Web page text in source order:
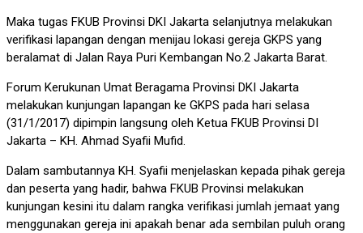
Maka tugas FKUB Provinsi DKI Jakarta selanjutnya melakukan
verifikasi lapangan dengan menijau lokasi gereja GKPS yang
beralamat di Jalan Raya Puri Kembangan No.2 Jakarta Barat.
Forum Kerukunan Umat Beragama Provinsi DKI Jakarta
melakukan kunjungan lapangan ke GKPS pada hari selasa
(31/1/2017) dipimpin langsung oleh Ketua FKUB Provinsi DI
Jakarta – KH. Ahmad Syafii Mufid.
Dalam sambutannya KH. Syafii menjelaskan kepada pihak gereja
dan peserta yang hadir, bahwa FKUB Provinsi melakukan
kunjungan kesini itu dalam rangka verifikasi jumlah jemaat yang
menggunakan gereja ini apakah benar ada sembilan puluh orang